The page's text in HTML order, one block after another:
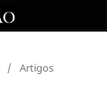
/ Artigos